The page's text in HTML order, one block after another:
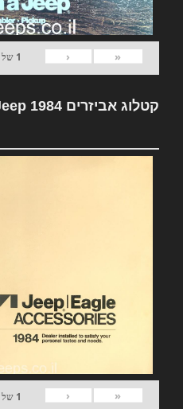
«
‹
1 של
קטלוג אביזרים Jeep 1984
«
‹
1 של